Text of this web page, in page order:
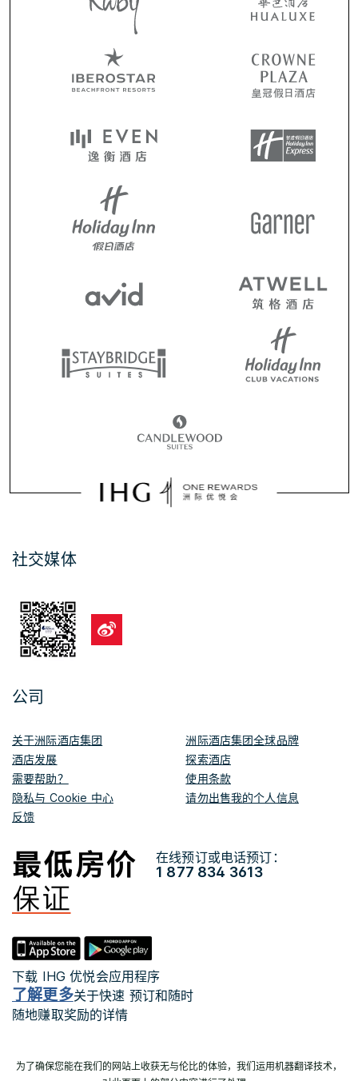
社交媒体
公司
关于洲际酒店集团
洲际酒店集团全球品牌
酒店发展
探索酒店
需要帮助？
使用条款
隐私与 Cookie 中心
请勿出售我的个人信息
反馈
在线预订或电话预订：
1 877 834 3613
下载 IHG 优悦会应用程序
了解更多关于快速 预订和随时
随地赚取奖励的详情
为了确保您能在我们的网站上收获无与伦比的体验，我们运用机器翻译技术，